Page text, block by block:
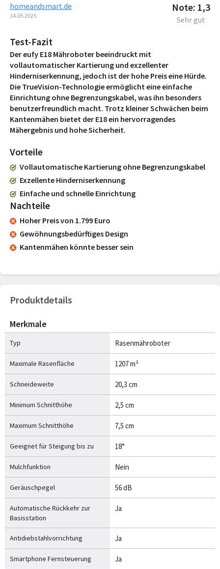
homeandsmart.de
14.05.2025
Note: 1,3
Sehr gut
Test-Fazit
Der eufy E18 Mähroboter beeindruckt mit
vollautomatischer Kartierung und exzellenter
Hinderniserkennung, jedoch ist der hohe Preis eine Hürde.
Die TrueVision-Technologie ermöglicht eine einfache
Einrichtung ohne Begrenzungskabel, was ihn besonders
benutzerfreundlich macht. Trotz kleiner Schwächen beim
Kantenmähen bietet der E18 ein hervorragendes
Mähergebnis und hohe Sicherheit.
Vorteile
Vollautomatische Kartierung ohne Begrenzungskabel
Exzellente Hinderniserkennung
Einfache und schnelle Einrichtung
Nachteile
Hoher Preis von 1.799 Euro
Gewöhnungsbedürftiges Design
Kantenmähen könnte besser sein
Produktdetails
Merkmale
Typ Rasenmähroboter
Maximale Rasenfläche 1207 m²
Schneideweite 20,3 cm
Minimum Schnitthöhe 2,5 cm
Maximum Schnitthöhe 7,5 cm
Geeignet für Steigung bis zu 18°
Mulchfunktion Nein
Geräuschpegel 56 dB
Automatische Rückkehr zur
Basisstation
Ja
Antidiebstahlvorrichtung Ja
Smartphone Fernsteuerung Ja